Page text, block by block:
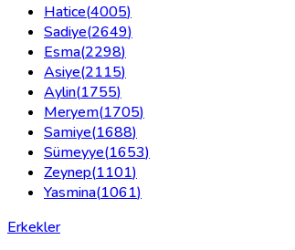
Hatice(4005)
Sadiye(2649)
Esma(2298)
Asiye(2115)
Aylin(1755)
Meryem(1705)
Samiye(1688)
Sümeyye(1653)
Zeynep(1101)
Yasmina(1061)
Erkekler